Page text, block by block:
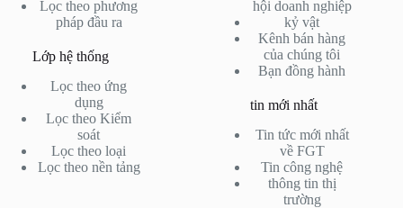
Lọc theo phương
pháp đầu ra
Lớp hệ thống
Lọc theo ứng
dụng
Lọc theo Kiểm
soát
Lọc theo loại
Lọc theo nền tảng
hội doanh nghiệp
kỷ vật
Kênh bán hàng
của chúng tôi
Bạn đồng hành
tin mới nhất
Tin tức mới nhất
về FGT
Tin công nghệ
thông tin thị
trường